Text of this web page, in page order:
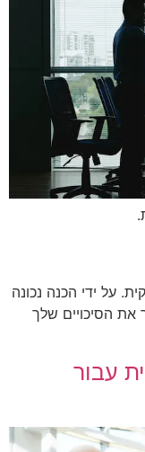
על ידי הכנה נכונה
את הסיכויים שלך
עבור